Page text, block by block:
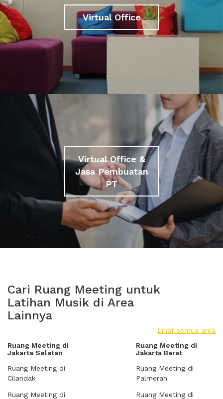
Virtual Office
Virtual Office &
Jasa Pembuatan
PT
Cari Ruang Meeting untuk
Latihan Musik di Area
Lainnya
Lihat semua area
Ruang Meeting di
Jakarta Selatan
Ruang Meeting di
Cilandak
Ruang Meeting di
Ruang Meeting di
Jakarta Barat
Ruang Meeting di
Palmerah
Ruang Meeting di